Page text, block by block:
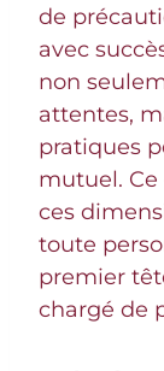
de
avec
non
attentes,
pratiques
mutuel.
ces
toute
premier
chargé de